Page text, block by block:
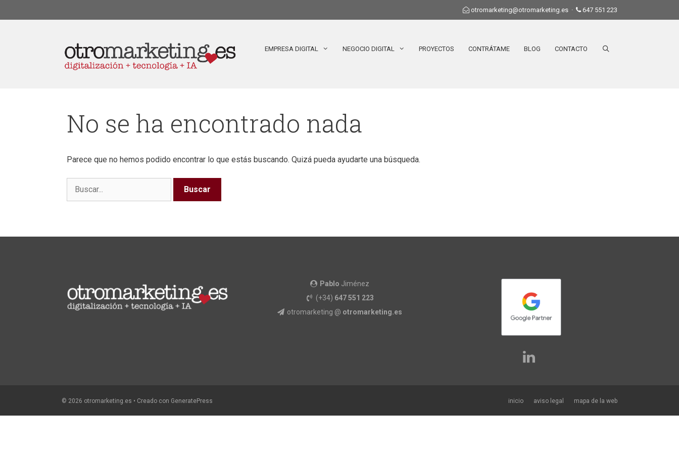
otromarketing@otromarketing.es · 647 551 223
EMPRESA DIGITAL NEGOCIO DIGITAL PROYECTOS CONTRÁTAME BLOG CONTACTO
No se ha encontrado nada
Parece que no hemos podido encontrar lo que estás buscando. Quizá pueda ayudarte una búsqueda.
Pablo Jiménez
(+34) 647 551 223
otromarketing @ otromarketing.es
inicio aviso legal mapa de la web
© 2026 otromarketing.es • Creado con GeneratePress